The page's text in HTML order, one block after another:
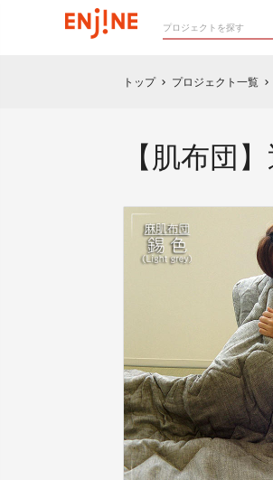
トップ chevron_right プロジェクト一覧 chevron_right
【肌布団